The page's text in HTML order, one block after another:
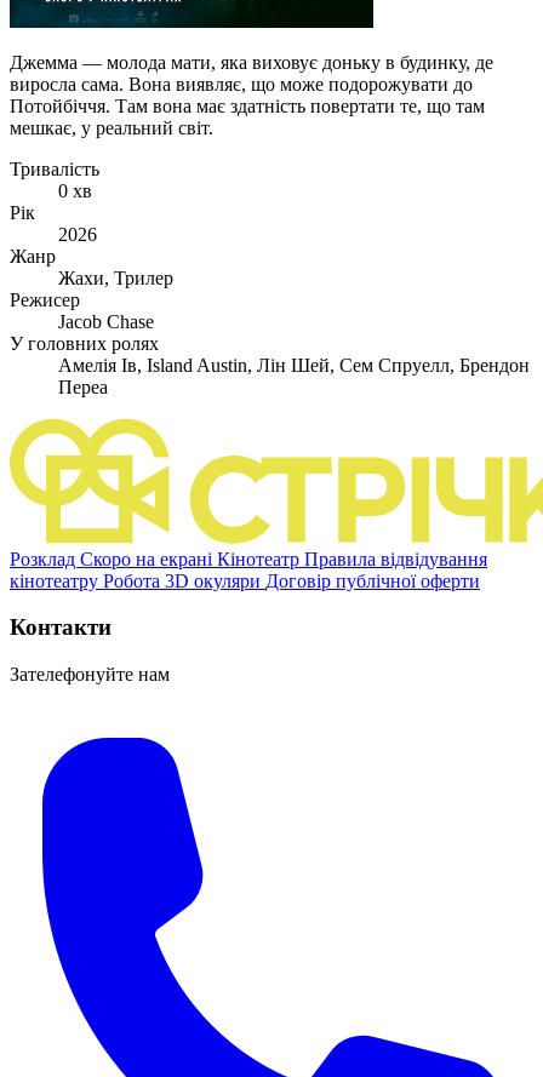
Джемма — молода мати, яка виховує доньку в будинку, де
виросла сама. Вона виявляє, що може подорожувати до
Потойбіччя. Там вона має здатність повертати те, що там
мешкає, у реальний світ.
Тривалість
0 хв
Рік
2026
Жанр
Жахи, Трилер
Режисер
Jacob Chase
У головних ролях
Амелія Ів, Island Austin, Лін Шей, Сем Спруелл, Брендон
Переа
Розклад Скоро на екрані Кінотеатр Правила відвідування
кінотеатру Робота 3D окуляри Договір публічної оферти
Контакти
Зателефонуйте нам